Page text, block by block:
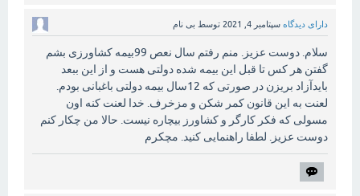
دارای دیدگاه سپتامبر 4, 2021 توسط بی نام
سلام. دوست عزیز. منم رفتم سال نعص 99بیمه کشاورزی بشم
گفتن هر کس تا قبل این بیمه شده دولتی هست و از این ببعد
بایدآزاد بریزن در صورتی که 12سال بیمه دولتی باغبانی بودم.
لعنت به این قانون کمر شکن و مزخرف. خدا لعنت کنه اون
مسولی که فکر کارگر و کشاورز بیچاره نیست. حالا من چکار کنم
دوست عزیز. لطفا راهنمایی کنید. مچکرم